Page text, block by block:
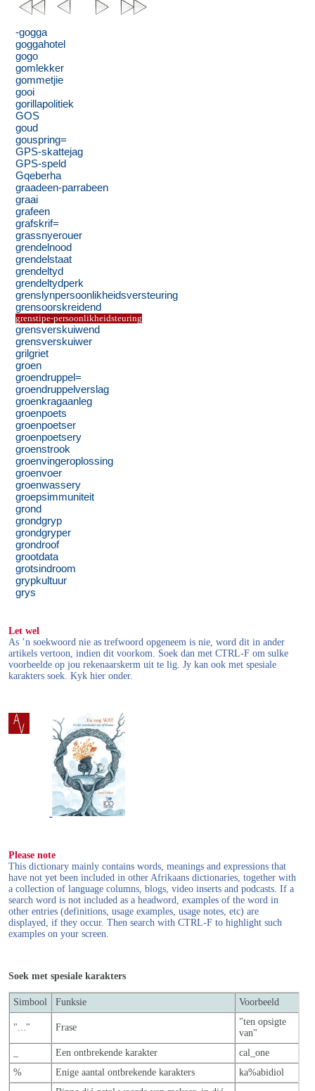
-gogga
goggahotel
gogo
gomlekker
gommetjie
gooi
gorillapolitiek
GOS
goud
gouspring=
GPS-skattejag
GPS-speld
Gqeberha
graadeen-parrabeen
graai
grafeen
grafskrif=
grassnyerouer
grendelnood
grendelstaat
grendeltyd
grendeltydperk
grenslynpersoonlikheidsversteuring
grensoorskreidend
grenstipe-persoonlikheidsteuring
grensverskuiwend
grensverskuiwer
grilgriet
groen
groendruppel=
groendruppelverslag
groenkragaanleg
groenpoets
groenpoetser
groenpoetsery
groenstrook
groenvingeroplossing
groenvoer
groenwassery
groepsimmuniteit
grond
grondgryp
grondgryper
grondroof
grootdata
grotsindroom
grypkultuur
grys
Let wel
As ’n soekwoord nie as trefwoord opgeneem is nie, word dit in ander
artikels vertoon, indien dit voorkom. Soek dan met CTRL-F om sulke
voorbeelde op jou rekenaarskerm uit te lig. Jy kan ook met spesiale
karakters soek. Kyk hier onder.
Please note
This dictionary mainly contains words, meanings and expressions that
have not yet been included in other Afrikaans dictionaries, together with
a collection of language columns, blogs, video inserts and podcasts. If a
search word is not included as a headword, examples of the word in
other entries (definitions, usage examples, usage notes, etc) are
displayed, if they occur. Then search with CTRL-F to highlight such
examples on your screen.
Soek met spesiale karakters
Simbool Funksie Voorbeeld
"..." Frase
"ten opsigte
van"
Een ontbrekende karakter
cal_one
%
Enige aantal ontbrekende karakters
ka%abidiol